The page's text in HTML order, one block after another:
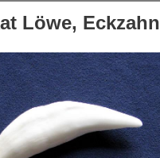
Löwe, Eckzahn